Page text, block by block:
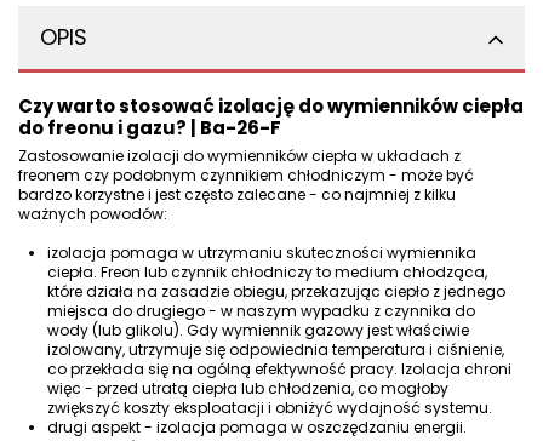
OPIS
Czy warto stosować izolację do wymienników ciepła
do freonu i gazu? | Ba-26-F
Zastosowanie izolacji do wymienników ciepła w układach z
freonem czy podobnym czynnikiem chłodniczym - może być
bardzo korzystne i jest często zalecane - co najmniej z kilku
ważnych powodów:
izolacja pomaga w utrzymaniu skuteczności wymiennika
ciepła. Freon lub czynnik chłodniczy to medium chłodząca,
które działa na zasadzie obiegu, przekazując ciepło z jednego
miejsca do drugiego - w naszym wypadku z czynnika do
wody (lub glikolu). Gdy wymiennik gazowy jest właściwie
izolowany, utrzymuje się odpowiednia temperatura i ciśnienie,
co przekłada się na ogólną efektywność pracy. Izolacja chroni
więc - przed utratą ciepła lub chłodzenia, co mogłoby
zwiększyć koszty eksploatacji i obniżyć wydajność systemu.
drugi aspekt - izolacja pomaga w oszczędzaniu energii.